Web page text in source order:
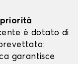
priorità
è dotato di
garantisce